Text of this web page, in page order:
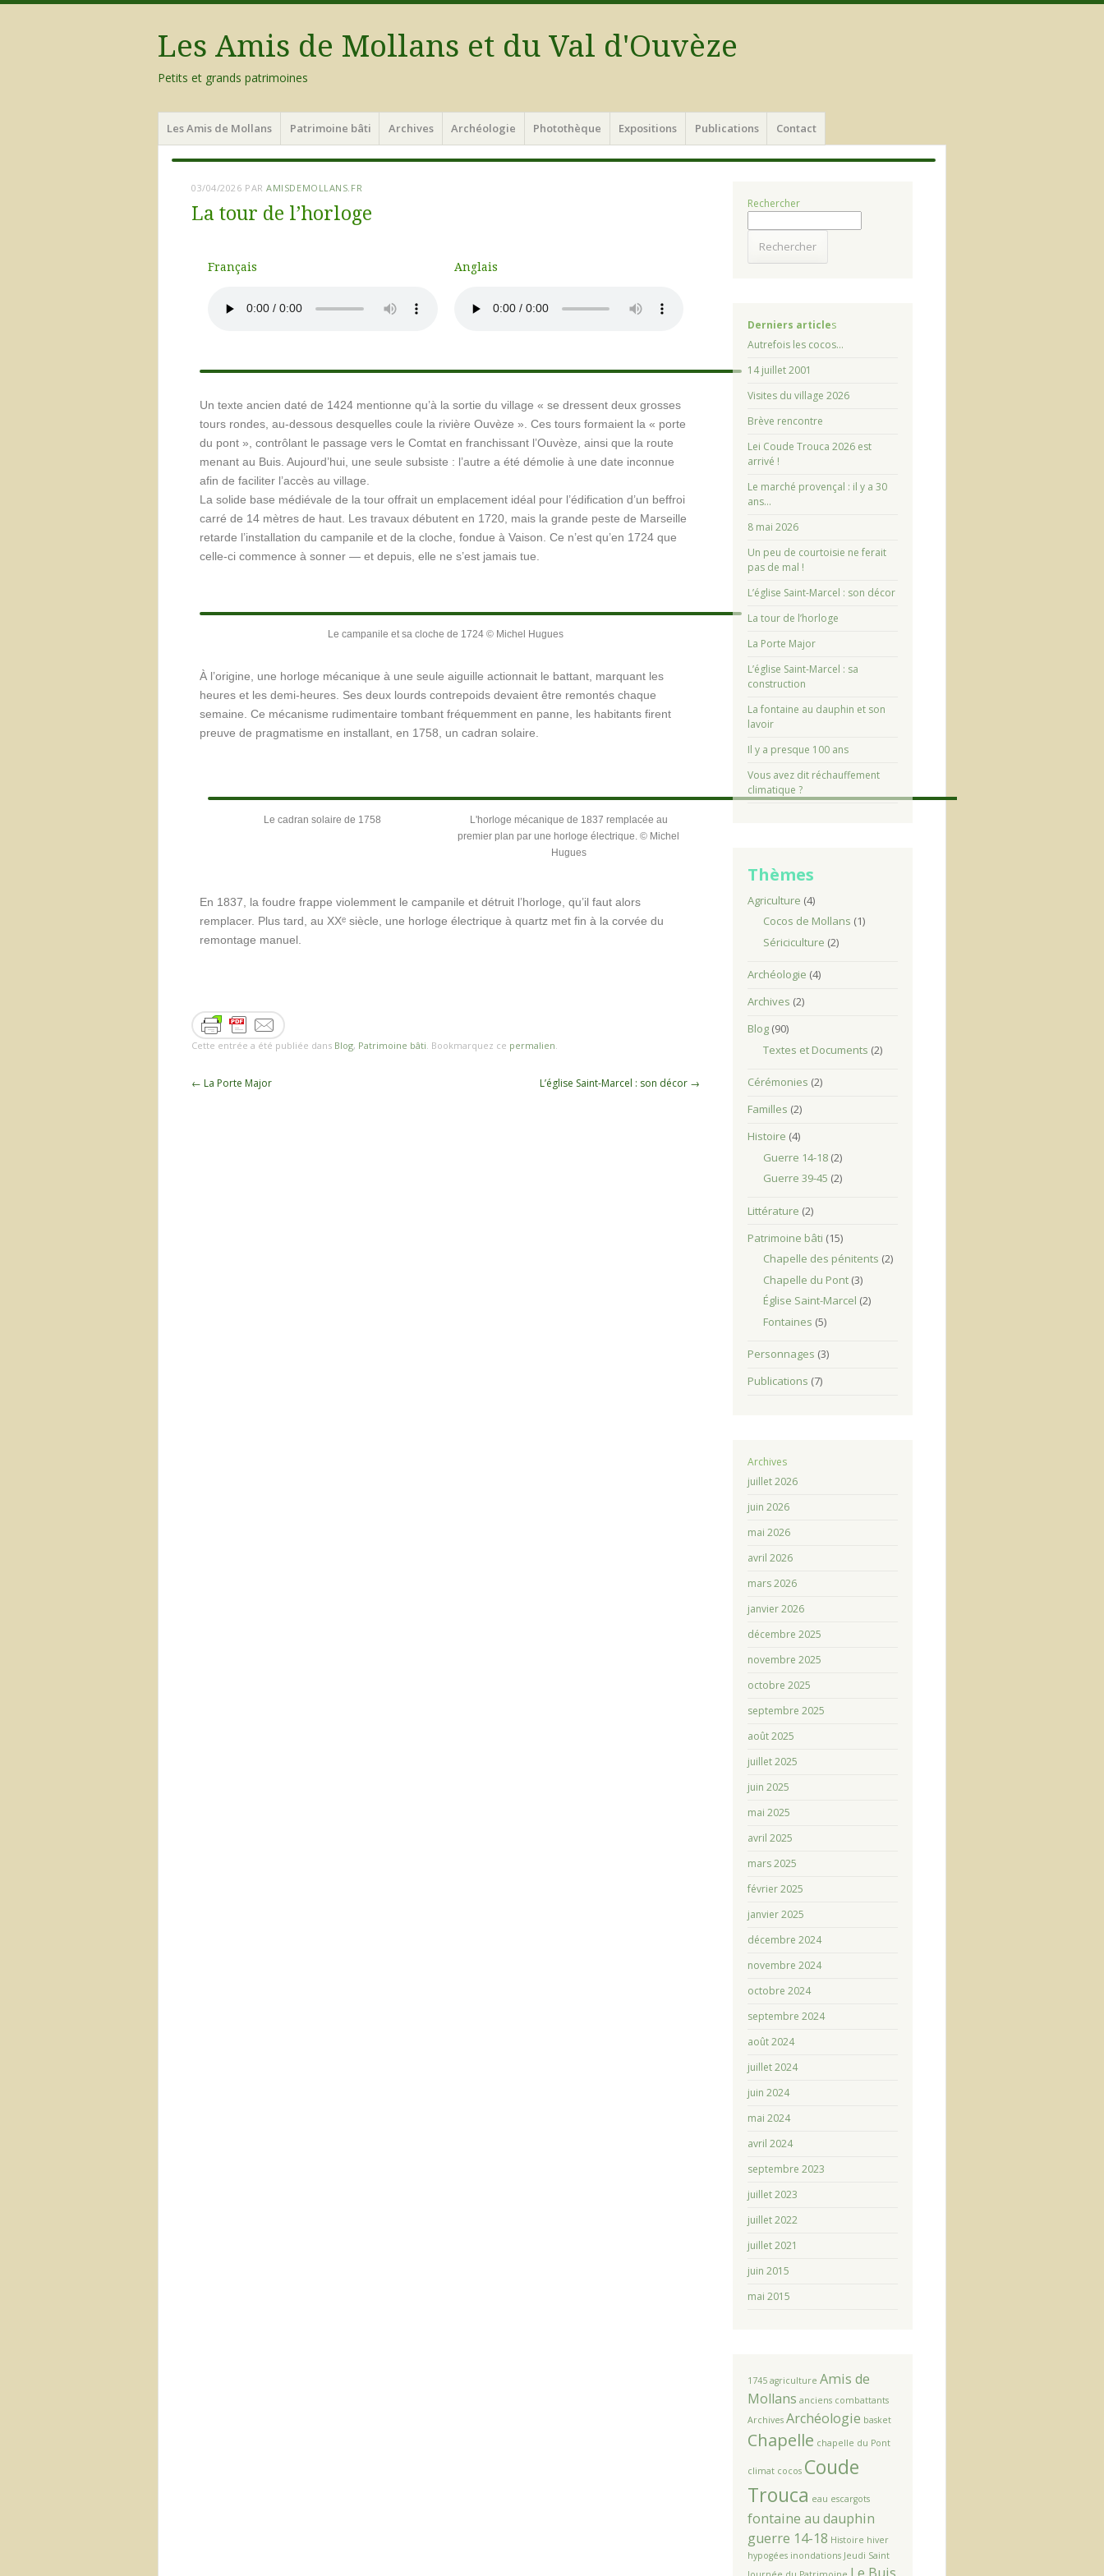
Les Amis de Mollans et du Val d'Ouvèze
Petits et grands patrimoines
Les Amis de Mollans Patrimoine bâti Archives Archéologie Photothèque Expositions Publications Contact
03/04/2026 PARAMISDEMOLLANS.FR
La tour de l’horloge
Français Anglais
Un texte ancien daté de 1424 mentionne qu’à la sortie du village « se dressent deux grosses
tours rondes, au-dessous desquelles coule la rivière Ouvèze ». Ces tours formaient la « porte
du pont », contrôlant le passage vers le Comtat en franchissant l’Ouvèze, ainsi que la route
menant au Buis. Aujourd’hui, une seule subsiste : l’autre a été démolie à une date inconnue
afin de faciliter l’accès au village.
La solide base médiévale de la tour offrait un emplacement idéal pour l’édification d’un beffroi
carré de 14 mètres de haut. Les travaux débutent en 1720, mais la grande peste de Marseille
retarde l’installation du campanile et de la cloche, fondue à Vaison. Ce n’est qu’en 1724 que
celle-ci commence à sonner — et depuis, elle ne s’est jamais tue.
Le campanile et sa cloche de 1724 © Michel Hugues
À l’origine, une horloge mécanique à une seule aiguille actionnait le battant, marquant les
heures et les demi-heures. Ses deux lourds contrepoids devaient être remontés chaque
semaine. Ce mécanisme rudimentaire tombant fréquemment en panne, les habitants firent
preuve de pragmatisme en installant, en 1758, un cadran solaire.
Le cadran solaire de 1758
L'horloge mécanique de 1837 remplacée au
premier plan par une horloge électrique. © Michel
Hugues
En 1837, la foudre frappe violemment le campanile et détruit l’horloge, qu’il faut alors
remplacer. Plus tard, au XXᵉ siècle, une horloge électrique à quartz met fin à la corvée du
remontage manuel.
Cette entrée a été publiée dans Blog, Patrimoine bâti. Bookmarquez ce permalien.
← La Porte Major L’église Saint-Marcel : son décor →
Rechercher
Rechercher
Derniers articles
Autrefois les cocos…
14 juillet 2001
Visites du village 2026
Brève rencontre
Lei Coude Trouca 2026 est
arrivé !
Le marché provençal : il y a 30
ans…
8 mai 2026
Un peu de courtoisie ne ferait
pas de mal !
L’église Saint-Marcel : son décor
La tour de l’horloge
La Porte Major
L’église Saint-Marcel : sa
construction
La fontaine au dauphin et son
lavoir
Il y a presque 100 ans
Vous avez dit réchauffement
climatique ?
Thèmes
Agriculture (4)
Cocos de Mollans (1)
Sériciculture (2)
Archéologie (4)
Archives (2)
Blog(90)
Textes et Documents (2)
Cérémonies (2)
Familles (2)
Histoire (4)
Guerre 14-18 (2)
Guerre 39-45 (2)
Littérature (2)
Patrimoine bâti (15)
Chapelle des pénitents (2)
Chapelle du Pont (3)
Église Saint-Marcel (2)
Fontaines (5)
Personnages (3)
Publications (7)
Archives
juillet 2026
juin 2026
mai 2026
avril 2026
mars 2026
janvier 2026
décembre 2025
novembre 2025
octobre 2025
septembre 2025
août 2025
juillet 2025
juin 2025
mai 2025
avril 2025
mars 2025
février 2025
janvier 2025
décembre 2024
novembre 2024
octobre 2024
septembre 2024
août 2024
juillet 2024
juin 2024
mai 2024
avril 2024
septembre 2023
juillet 2023
juillet 2022
juillet 2021
juin 2015
mai 2015
1745 agriculture Amis de
Mollans anciens combattants
Archives Archéologie basket
Chapelle chapelle du Pont
climat cocos Coude
Trouca eau escargots
fontaine au dauphin
guerre 14-18 Histoire hiver
hypogées inondations Jeudi Saint